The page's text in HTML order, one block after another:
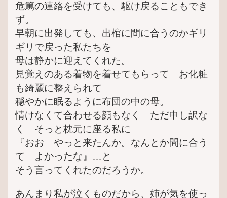
危篤の連絡を受けても、駆け戻ることもでき
ず。
早朝に出発しても、出棺に間に合うのかギリ
ギリで戻った私たちを
母は静かに迎えてくれた。
見覚えのある着物を着せてもらって お化粧
も綺麗に整えられて
穏やかに眠るように布団の中の母。
情けなくて合わせる顔もなく ただ申し訳な
く そっと枕元に座る私に
『おお やっと来たんか。なんとか間に合う
て よかったな』…と
そう言ってくれたのだろうか。
あんまり私が泣くものだから、姉が気を使っ